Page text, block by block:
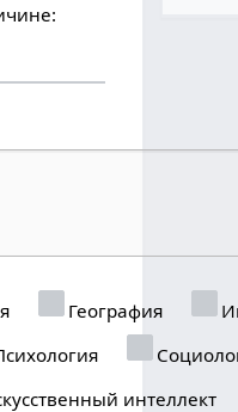
География
интеллект